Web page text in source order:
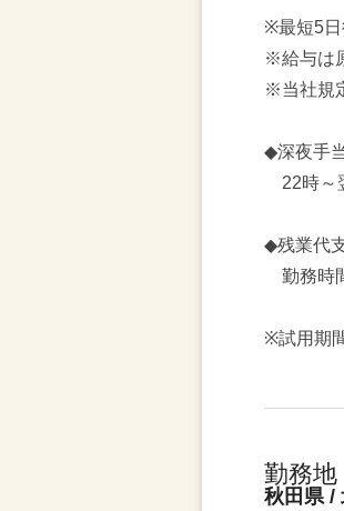
※最短5日
※給与は
※当社規
◆深夜手
22時～
◆残業代
勤務時
※試用期
勤務地
秋田県 /